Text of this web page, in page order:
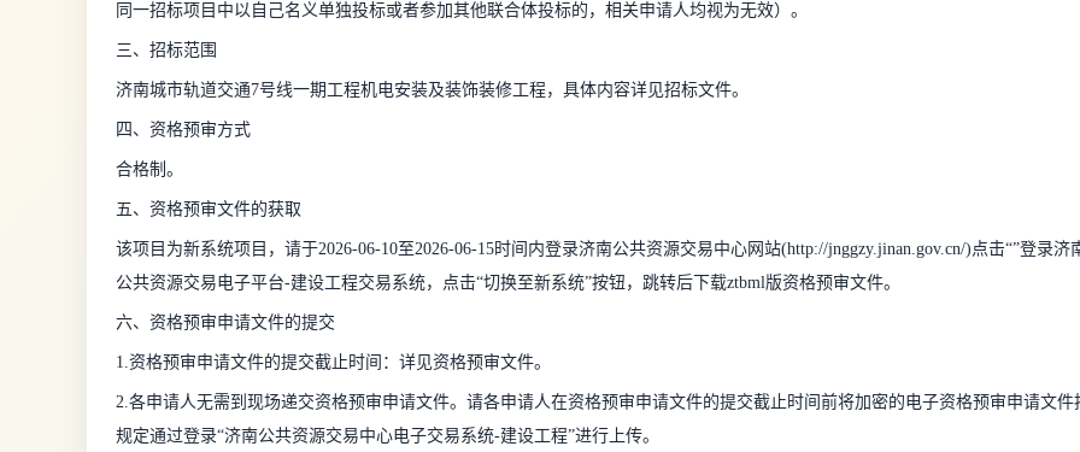
同一招标项目中以自己名义单独投标或者参加其他联合体投标的，相关申请人均视为无效）。
三、招标范围
济南城市轨道交通7号线一期工程机电安装及装饰装修工程，具体内容详见招标文件。
四、资格预审方式
合格制。
五、资格预审文件的获取
该项目为新系统项目，请于2026-06-10至2026-06-15时间内登录济南公共资源交易中心网站(http://jnggzy.jinan.gov.cn/)点击“”登录济
公共资源交易电子平台-建设工程交易系统，点击“切换至新系统”按钮，跳转后下载ztbml版资格预审文件。
六、资格预审申请文件的提交
1.资格预审申请文件的提交截止时间：详见资格预审文件。
2.各申请人无需到现场递交资格预审申请文件。请各申请人在资格预审申请文件的提交截止时间前将加密的电子资格预审申请文件
规定通过登录“济南公共资源交易中心电子交易系统-建设工程”进行上传。